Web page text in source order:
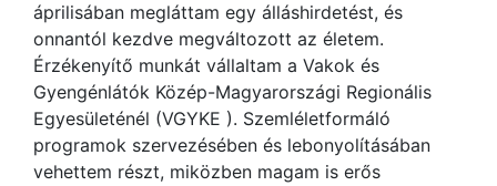
áprilisában megláttam egy álláshirdetést, és
onnantól kezdve megváltozott az életem.
Érzékenyítő munkát vállaltam a Vakok és
Gyengénlátók Közép-Magyarországi Regionális
Egyesületénél (VGYKE ). Szemléletformáló
programok szervezésében és lebonyolításában
vehettem részt, miközben magam is erős